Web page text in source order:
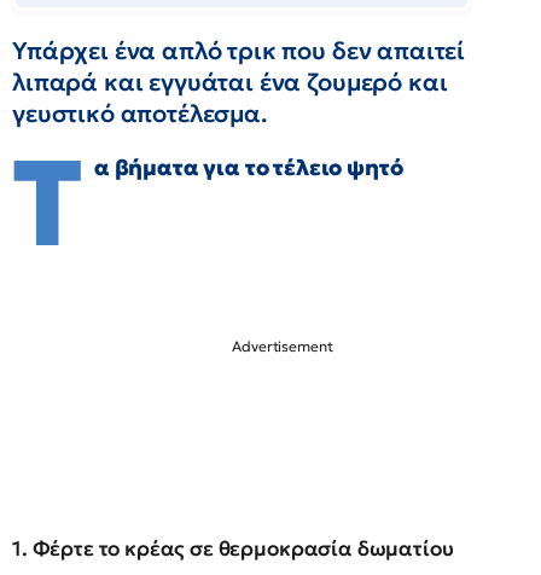
Υπάρχει ένα απλό τρικ που δεν απαιτεί
λιπαρά και εγγυάται ένα ζουμερό και
γευστικό αποτέλεσμα.
Τ α βήματα για το τέλειο ψητό
1. Φέρτε το κρέας σε θερμοκρασία δωματίου